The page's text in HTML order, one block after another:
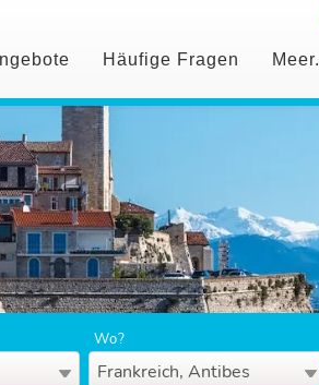
Häufige Fragen
Wo?
Frankreich, Antibes